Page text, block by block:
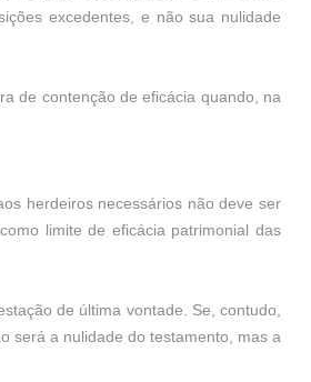
excedentes, e não sua nulidade
de contenção de eficácia quando, na
herdeiros necessários não deve ser
limite de eficácia patrimonial das
de última vontade. Se, contudo,
será a nulidade do testamento, mas a